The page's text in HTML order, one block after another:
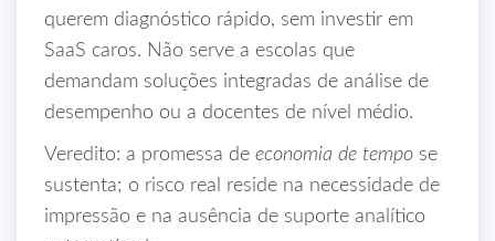
querem diagnóstico rápido, sem investir em
SaaS caros. Não serve a escolas que
demandam soluções integradas de análise de
desempenho ou a docentes de nível médio.
Veredito: a promessa de economia de tempo se
sustenta; o risco real reside na necessidade de
impressão e na ausência de suporte analítico